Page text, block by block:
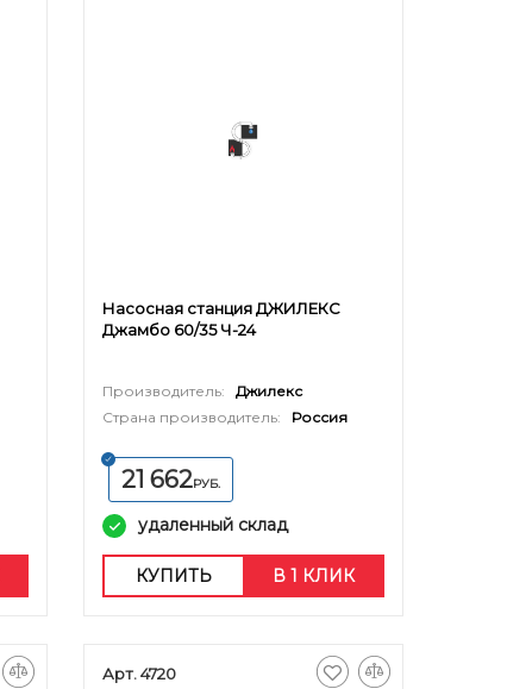
Насосная станция ДЖИЛЕКС
Джамбо 60/35 Ч-24
Производитель:
Джилекс
Страна производитель:
Россия
21 662РУБ.
удаленный склад
КУПИТЬ В 1 КЛИК
Арт. 4720